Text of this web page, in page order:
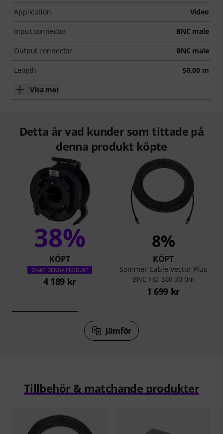
Application Video
Input connector BNC male
Output connector BNC male
Length 50,00 m
Visa mer
Detta är vad kunder som tittade på
denna produkt köpte
38%
KÖPT
EXAKT DENNA PRODUKT
4 189 kr
8%
KÖPT
Sommer Cable Vector Plus
BNC HD-SDI 30,0m
1 699 kr
Jämför
Tillbehör & matchande produkter